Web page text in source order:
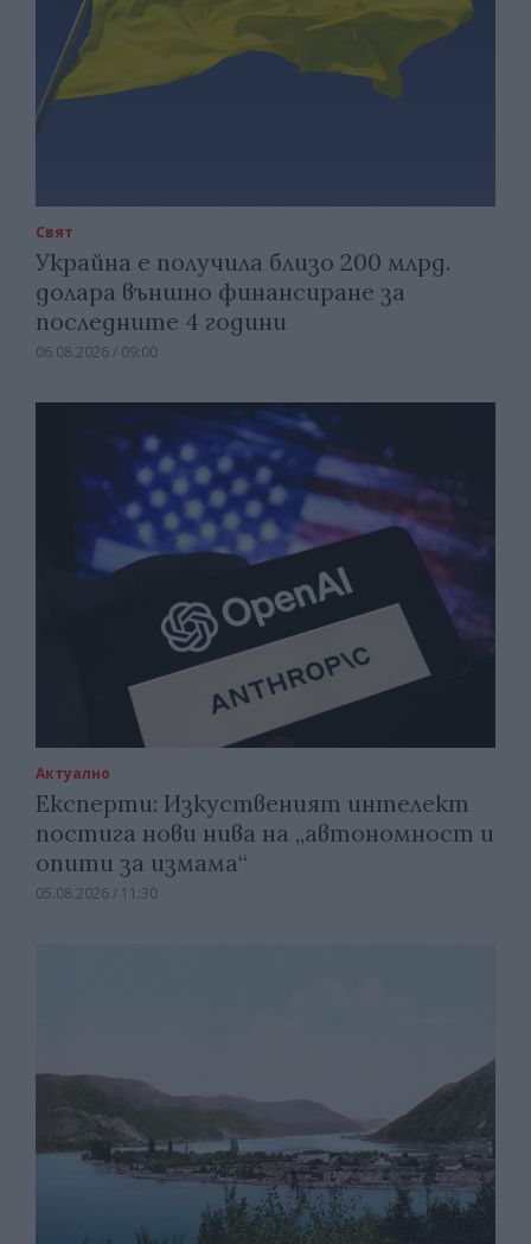
Свят
Украйна е получила близо 200 млрд.
долара външно финансиране за
последните 4 години
06.08.2026 / 09:00
Актуално
Експерти: Изкуственият интелект
постига нови нива на „автономност и
опити за измама“
05.08.2026 / 11:30